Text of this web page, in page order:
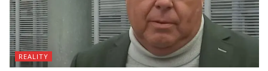
REALITY